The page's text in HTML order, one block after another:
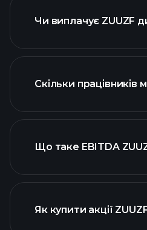
Чи виплачує ZUUZF
Скільки працівників
Що таке EBITDA
Як купити акції